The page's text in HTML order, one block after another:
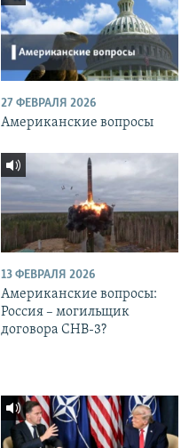
27 ФЕВРАЛЯ 2026
Американские вопросы
13 ФЕВРАЛЯ 2026
Американские вопросы:
Россия – могильщик
договора СНВ-3?